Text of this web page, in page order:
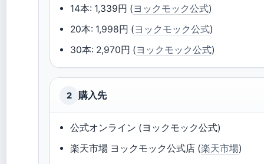
14本: 1,339円 (ヨックモック公式)
20本: 1,998円 (ヨックモック公式)
30本: 2,970円 (ヨックモック公式)
2 購入先
公式オンライン (ヨックモック公式)
楽天市場 ヨックモック公式店 (楽天市場)